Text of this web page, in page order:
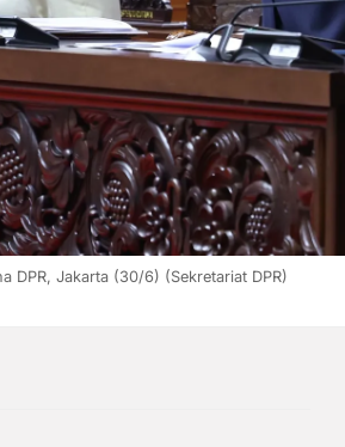
DPR, Jakarta (30/6) (Sekretariat DPR)